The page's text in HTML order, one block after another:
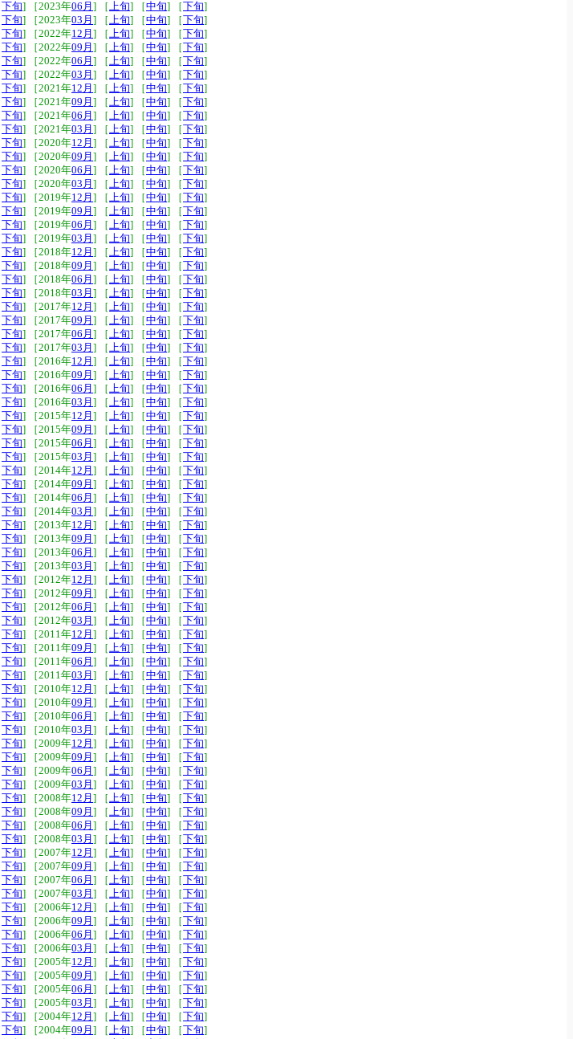
下旬] ［2023年06月 ] ［上旬] ［中旬] ［ 下旬]
下旬] ［2023年03月 ] ［上旬] ［中旬] ［ 下旬]
下旬] ［2022年12月 ] ［上旬] ［中旬] ［ 下旬]
下旬] ［2022年09月 ] ［上旬] ［中旬] ［ 下旬]
下旬] ［2022年06月 ] ［上旬] ［中旬] ［ 下旬]
下旬] ［2022年03月 ] ［上旬] ［中旬] ［ 下旬]
下旬] ［2021年12月 ] ［上旬] ［中旬] ［ 下旬]
下旬] ［2021年09月 ] ［上旬] ［中旬] ［ 下旬]
下旬] ［2021年06月 ] ［上旬] ［中旬] ［ 下旬]
下旬] ［2021年03月 ] ［上旬] ［中旬] ［ 下旬]
下旬] ［2020年12月 ] ［上旬] ［中旬] ［ 下旬]
下旬] ［2020年09月 ] ［上旬] ［中旬] ［ 下旬]
下旬] ［2020年06月 ] ［上旬] ［中旬] ［ 下旬]
下旬] ［2020年03月 ] ［上旬] ［中旬] ［ 下旬]
下旬] ［2019年12月 ] ［上旬] ［中旬] ［ 下旬]
下旬] ［2019年09月 ] ［上旬] ［中旬] ［ 下旬]
下旬] ［2019年06月 ] ［上旬] ［中旬] ［ 下旬]
下旬] ［2019年03月 ] ［上旬] ［中旬] ［ 下旬]
下旬] ［2018年12月 ] ［上旬] ［中旬] ［ 下旬]
下旬] ［2018年09月 ] ［上旬] ［中旬] ［ 下旬]
下旬] ［2018年06月 ] ［上旬] ［中旬] ［ 下旬]
下旬] ［2018年03月 ] ［上旬] ［中旬] ［ 下旬]
下旬] ［2017年12月 ] ［上旬] ［中旬] ［ 下旬]
下旬] ［2017年09月 ] ［上旬] ［中旬] ［ 下旬]
下旬] ［2017年06月 ] ［上旬] ［中旬] ［ 下旬]
下旬] ［2017年03月 ] ［上旬] ［中旬] ［ 下旬]
下旬] ［2016年12月 ] ［上旬] ［中旬] ［ 下旬]
下旬] ［2016年09月 ] ［上旬] ［中旬] ［ 下旬]
下旬] ［2016年06月 ] ［上旬] ［中旬] ［ 下旬]
下旬] ［2016年03月 ] ［上旬] ［中旬] ［ 下旬]
下旬] ［2015年12月 ] ［上旬] ［中旬] ［ 下旬]
下旬] ［2015年09月 ] ［上旬] ［中旬] ［ 下旬]
下旬] ［2015年06月 ] ［上旬] ［中旬] ［ 下旬]
下旬] ［2015年03月 ] ［上旬] ［中旬] ［ 下旬]
下旬] ［2014年12月 ] ［上旬] ［中旬] ［ 下旬]
下旬] ［2014年09月 ] ［上旬] ［中旬] ［ 下旬]
下旬] ［2014年06月 ] ［上旬] ［中旬] ［ 下旬]
下旬] ［2014年03月 ] ［上旬] ［中旬] ［ 下旬]
下旬] ［2013年12月 ] ［上旬] ［中旬] ［ 下旬]
下旬] ［2013年09月 ] ［上旬] ［中旬] ［ 下旬]
下旬] ［2013年06月 ] ［上旬] ［中旬] ［ 下旬]
下旬] ［2013年03月 ] ［上旬] ［中旬] ［ 下旬]
下旬] ［2012年12月 ] ［上旬] ［中旬] ［ 下旬]
下旬] ［2012年09月 ] ［上旬] ［中旬] ［ 下旬]
下旬] ［2012年06月 ] ［上旬] ［中旬] ［ 下旬]
下旬] ［2012年03月 ] ［上旬] ［中旬] ［ 下旬]
下旬] ［2011年12月 ] ［上旬] ［中旬] ［ 下旬]
下旬] ［2011年09月 ] ［上旬] ［中旬] ［ 下旬]
下旬] ［2011年06月 ] ［上旬] ［中旬] ［ 下旬]
下旬] ［2011年03月 ] ［上旬] ［中旬] ［ 下旬]
下旬] ［2010年12月 ] ［上旬] ［中旬] ［ 下旬]
下旬] ［2010年09月 ] ［上旬] ［中旬] ［ 下旬]
下旬] ［2010年06月 ] ［上旬] ［中旬] ［ 下旬]
下旬] ［2010年03月 ] ［上旬] ［中旬] ［ 下旬]
下旬] ［2009年12月 ] ［上旬] ［中旬] ［ 下旬]
下旬] ［2009年09月 ] ［上旬] ［中旬] ［ 下旬]
下旬] ［2009年06月 ] ［上旬] ［中旬] ［ 下旬]
下旬] ［2009年03月 ] ［上旬] ［中旬] ［ 下旬]
下旬] ［2008年12月 ] ［上旬] ［中旬] ［ 下旬]
下旬] ［2008年09月 ] ［上旬] ［中旬] ［ 下旬]
下旬] ［2008年06月 ] ［上旬] ［中旬] ［ 下旬]
下旬] ［2008年03月 ] ［上旬] ［中旬] ［ 下旬]
下旬] ［2007年12月 ] ［上旬] ［中旬] ［ 下旬]
下旬] ［2007年09月 ] ［上旬] ［中旬] ［ 下旬]
下旬] ［2007年06月 ] ［上旬] ［中旬] ［ 下旬]
下旬] ［2007年03月 ] ［上旬] ［中旬] ［ 下旬]
下旬] ［2006年12月 ] ［上旬] ［中旬] ［ 下旬]
下旬] ［2006年09月 ] ［上旬] ［中旬] ［ 下旬]
下旬] ［2006年06月 ] ［上旬] ［中旬] ［ 下旬]
下旬] ［2006年03月 ] ［上旬] ［中旬] ［ 下旬]
下旬] ［2005年12月 ] ［上旬] ［中旬] ［ 下旬]
下旬] ［2005年09月 ] ［上旬] ［中旬] ［ 下旬]
下旬] ［2005年06月 ] ［上旬] ［中旬] ［ 下旬]
下旬] ［2005年03月 ] ［上旬] ［中旬] ［ 下旬]
下旬] ［2004年12月 ] ［上旬] ［中旬] ［ 下旬]
下旬] ［2004年09月 ] ［上旬] ［中旬] ［ 下旬]